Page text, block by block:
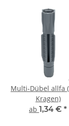
Multi-Dübel allfa
Kragen)
ab 1,34 € *